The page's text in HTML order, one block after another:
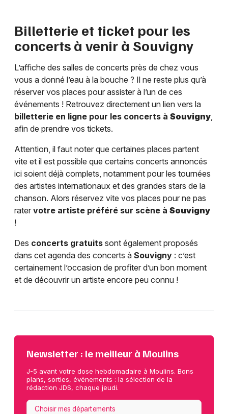
Billetterie et ticket pour les
concerts à venir à Souvigny
L’affiche des salles de concerts près de chez vous
vous a donné l’eau à la bouche ? Il ne reste plus qu’à
réserver vos places pour assister à l’un de ces
événements ! Retrouvez directement un lien vers la
billetterie en ligne pour les concerts à Souvigny,
afin de prendre vos tickets.
Attention, il faut noter que certaines places partent
vite et il est possible que certains concerts annoncés
ici soient déjà complets, notamment pour les tournées
des artistes internationaux et des grandes stars de la
chanson. Alors réservez vite vos places pour ne pas
rater votre artiste préféré sur scène à Souvigny
!
Des concerts gratuits sont également proposés
dans cet agenda des concerts à Souvigny : c’est
certainement l’occasion de profiter d’un bon moment
et de découvrir un artiste encore peu connu !
Newsletter : le meilleur à Moulins
J-5 avant votre dose hebdomadaire à Moulins. Bons
plans, sorties, événements : la sélection de la
rédaction JDS, chaque jeudi.
Choisir mes départements